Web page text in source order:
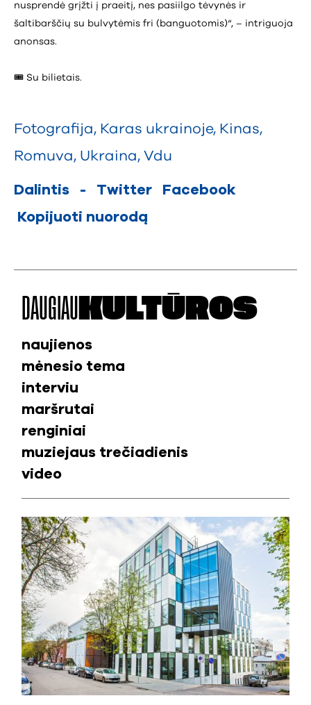
nusprendė grįžti į praeitį, nes pasiilgo tėvynės ir
šaltibarščių su bulvytėmis fri (banguotomis)“, – intriguoja
anonsas.
🎟️ Su bilietais.
Fotografija, Karas ukrainoje, Kinas,
Romuva, Ukraina, Vdu
Dalintis - Twitter
Facebook
Kopijuoti nuorodą
DAUGIAU KULTŪROS
naujienos
mėnesio tema
interviu
maršrutai
renginiai
muziejaus trečiadienis
video